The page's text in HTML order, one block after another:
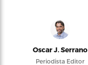
Oscar J. Serrano
Periodista Editor